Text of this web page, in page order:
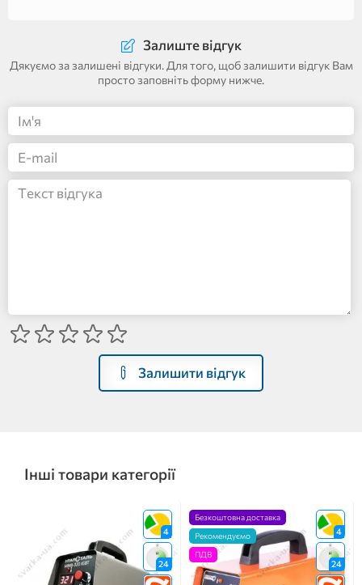
Залиште відгук
Дякуємо за залишені відгуки. Для того, щоб залишити відгук Вам
просто заповніть форму нижче.
Залишити відгук
Інші товари категорії
4
24
4
24
Безкоштовна доставка
Рекомендуємо
ПДВ